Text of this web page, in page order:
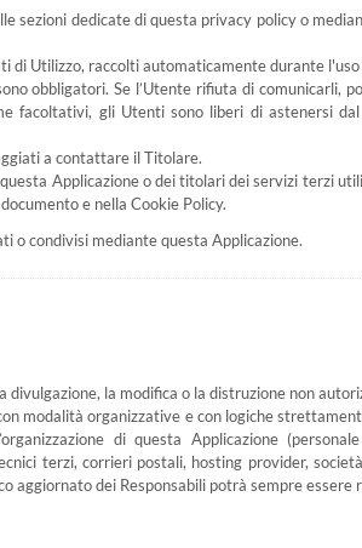
sezioni dedicate di questa privacy policy o
Utilizzo, raccolti automaticamente durante
obbligatori. Se l’Utente rifiuta di comunicarli,
facoltativi, gli Utenti sono liberi di astenersi
a contattare il Titolare.
Applicazione o dei titolari dei servizi terzi
e nella Cookie Policy.
o condivisi mediante questa Applicazione.
la modifica o la distruzione non
modalità organizzative e con logiche
di questa Applicazione
terzi, corrieri postali, hosting provider,
aggiornato dei Responsabili potrà sempre